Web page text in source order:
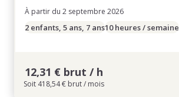
À partir du 2 septembre 2026
2 enfants, 5 ans, 7 ans10 heures / semaine
12,31 € brut / h
Soit 418,54 € brut / mois